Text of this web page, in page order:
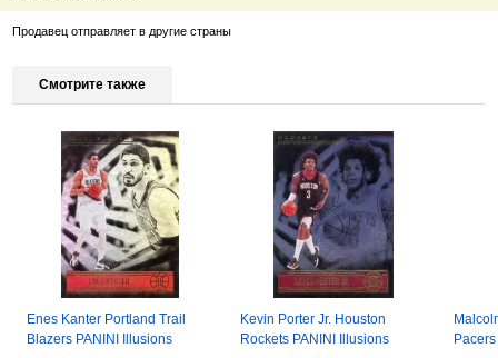
Продавец отправляет в другие страны
Смотрите также
Enes Kanter Portland Trail
Blazers PANINI Illusions
Kevin Porter Jr. Houston
Rockets PANINI Illusions